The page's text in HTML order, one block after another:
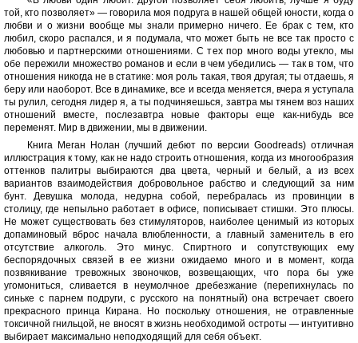
той, кто позволяет» — говорила моя подруга в нашей общей юности, когда о
любви и о жизни вообще мы знали примерно ничего. Ее брак с тем, кто
любил, скоро распался, и я подумала, что может быть не все так просто с
любовью и партнерскими отношениями. С тех пор много воды утекло, мы
обе пережили множество романов и если в чем убедились — так в том, что
отношения никогда не в статике: моя роль такая, твоя другая; ты отдаешь, я
беру или наоборот. Все в динамике, все и всегда меняется, вчера я уступала
ты рулил, сегодня лидер я, а ты подчиняешься, завтра мы тянем воз наших
отношений вместе, послезавтра новые факторы еще как-нибудь все
переменят. Мир в движении, мы в движении.
Книга Меган Нолан (лучший дебют по версии Goodreads) отличная
иллюстрация к тому, как не надо строить отношения, когда из многообразия
оттенков палитры выбираются два цвета, черный и белый, а из всех
вариантов взаимодействия добровольное рабство и следующий за ним
бунт. Девушка молода, недурна собой, перебралась из провинции в
столицу, где непыльно работает в офисе, пописывает стишки. Это плюсы.
Не может существовать без стимуляторов, наиболее ценимый из которых
допаминовый вброс начала влюбленности, а главный заменитель в его
отсутствие алкоголь. Это минус. Спиртного и сопутствующих ему
беспорядочных связей в ее жизни ожидаемо много и в момент, когда
позвякивание тревожных звоночков, возвещающих, что пора бы уже
угомониться, сливается в неумолчное дребезжание (перепихнулась по
синьке с парнем подруги, с русского на понятный) она встречает своего
прекрасного принца Кирана. Но поскольку отношения, не отравленные
токсичной гнильцой, не вносят в жизнь необходимой остроты — интуитивно
выбирает максимально неподходящий для себя объект.